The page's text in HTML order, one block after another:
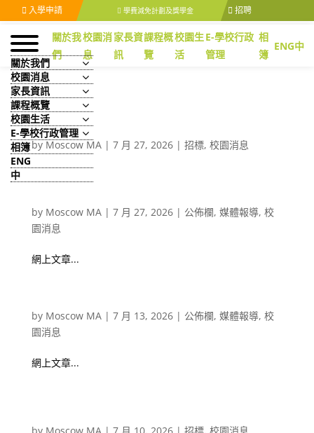
入學申請 學費減免計劃及獎學金 招聘
關於我
們
校園消
息
家長資
訊
課程概
覽
校園生
活
E-學校行政
管理
相
簿
ENG中
關於我們
校園消息
家長資訊
課程概覽
校園生活
E-學校行政管理
相簿
ENG
中
Global Classroom 2026/2027 (Study tours to China) (投
標編號： PTS26-0016)
byMoscow MA| 7 月 27, 2026| 招標, 校園消息
by Moscow MA| 7 月 27, 2026| 公佈欄, 媒體報導, 校
園消息
網上文章...
by Moscow MA| 7 月 13, 2026| 公佈欄, 媒體報導, 校
園消息
網上文章...